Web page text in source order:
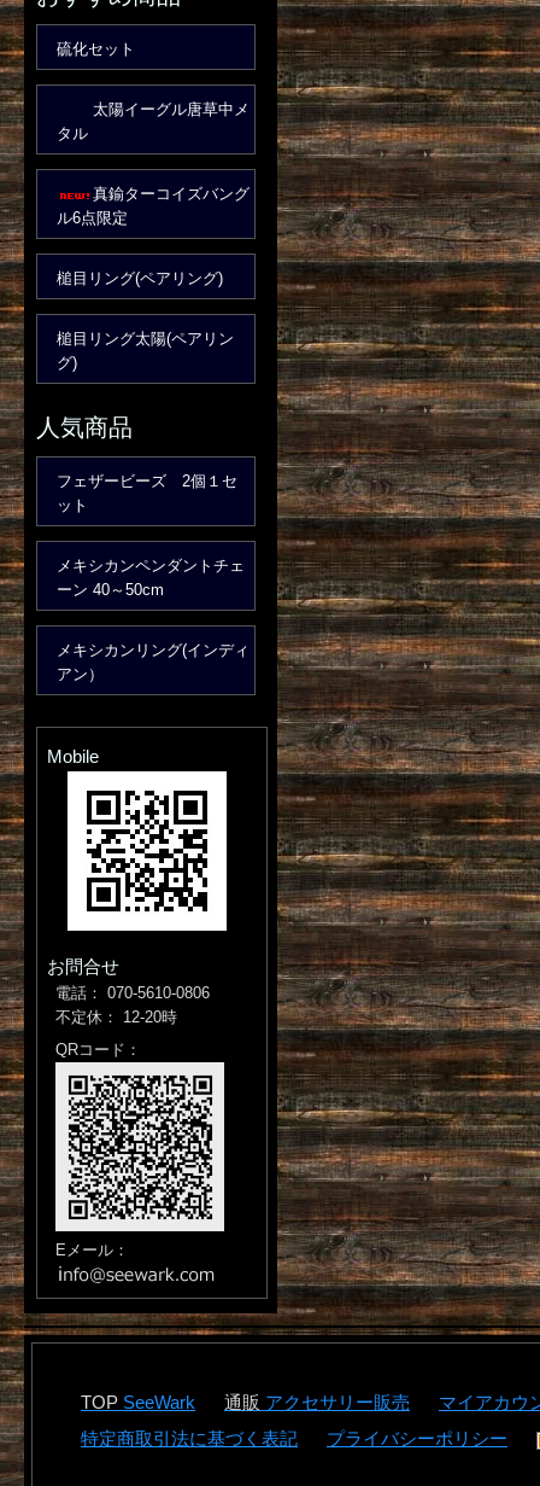
硫化セット
太陽イーグル唐草中メ
タル
真鍮ターコイズバング
ル6点限定
槌目リング(ペアリング)
槌目リング太陽(ペアリン
グ)
人気商品
フェザービーズ 2個１セ
ット
メキシカンペンダントチェ
ーン 40～50cm
メキシカンリング(インディ
アン）
Mobile
お問合せ
電話： 070-5610-0806
不定休： 12-20時
QRコード：
Eメール：
SeeWark アクセサリー販売
マイアカウ
特定商取引法に基づく表記
プライバシーポリシー